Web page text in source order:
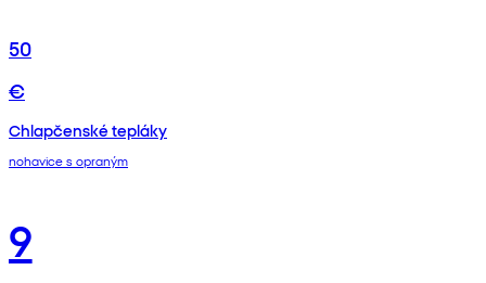
50
€
Chlapčenské tepláky
nohavice s opraným
9